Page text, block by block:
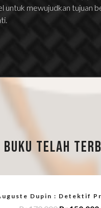
untuk mewujudkan tujuan
BUKU TELAH
Dupin : Detektif